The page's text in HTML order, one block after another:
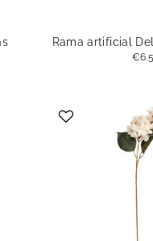
Rama artificial